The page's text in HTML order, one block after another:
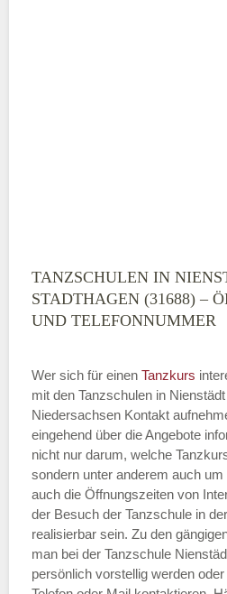
TANZSCHULEN IN
STADTHAGEN (31688) –
UND TELEFONNUMMER
Wer sich für einen Tanzkurs
mit den Tanzschulen in
Niedersachsen Kontakt
eingehend über die Angebote
nicht nur darum, welche
sondern unter anderem auch
auch die Öffnungszeiten von
der Besuch der Tanzschule in
realisierbar sein. Zu den
man bei der Tanzschule
persönlich vorstellig werden